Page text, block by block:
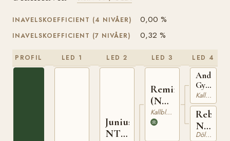
INAVELSKOEFFICIENT (4 NIVÅER) 0,00 %
INAVELSKOEFFICIENT (7 NIVÅER) 0,32 %
PROFIL LED 1 LED 2
Junius
NT
LED 3
Remin
(NO)
T-170
Kallblodig Travare
LED 4
Andöl
Gyller
(NO)
T-76
Kallblodig Travare
N
10525
Dölehäst